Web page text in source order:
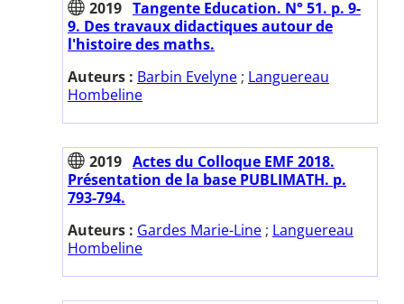
2019 Tangente Education. N° 51. p. 9-
9. Des travaux didactiques autour de
l'histoire des maths.
Auteurs : Barbin Evelyne ; Languereau
Hombeline
2019 Actes du Colloque EMF 2018.
Présentation de la base PUBLIMATH. p.
793-794.
Auteurs : Gardes Marie-Line ; Languereau
Hombeline